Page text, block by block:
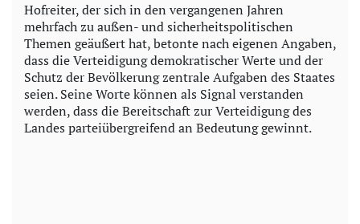
Hofreiter, der sich in den vergangenen Jahren
mehrfach zu außen- und sicherheitspolitischen
Themen geäußert hat, betonte nach eigenen Angaben,
dass die Verteidigung demokratischer Werte und der
Schutz der Bevölkerung zentrale Aufgaben des Staates
seien. Seine Worte können als Signal verstanden
werden, dass die Bereitschaft zur Verteidigung des
Landes parteiübergreifend an Bedeutung gewinnt.